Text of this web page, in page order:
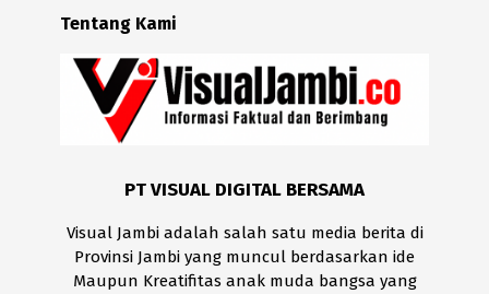
Tentang Kami
PT VISUAL DIGITAL BERSAMA
Visual Jambi adalah salah satu media berita di
Provinsi Jambi yang muncul berdasarkan ide
Maupun Kreatifitas anak muda bangsa yang